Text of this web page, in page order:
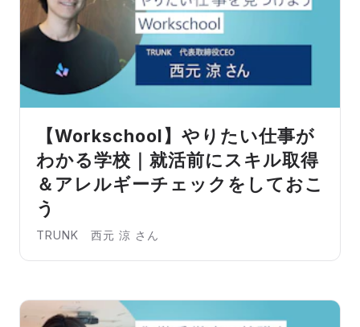
【Workschool】やりたい仕事が
わかる学校｜就活前にスキル取得
＆アレルギーチェックをしておこ
う
TRUNK 西元 涼 さん